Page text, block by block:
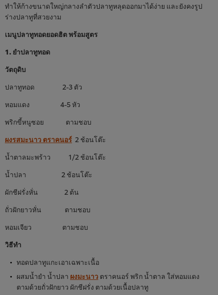
ทำให้ก้างขนาดใหญ่กลางลำตัวปลาทูหลุดออกมาได้ง่าย และยังคงรูป
ร่างปลาทูที่สวยงาม
เมนูปลาทูทอดยอดฮิต พร้อมสูตร
1. ยำปลาทูทอด
วัตถุดิบ
ปลาทูทอด 2-3 ตัว
หอมแดง 4-5 หัว
พริกขี้หนูซอย ตามชอบ
ผงรสมะนาว ตราคนอร์ 2 ช้อนโต๊ะ
น้ำตาลมะพร้าว 1/2 ช้อนโต๊ะ
น้ำปลา 2 ช้อนโต๊ะ
ผักชีฝรั่งหั่น 2 ต้น
ถั่วฝักยาวหั่น ตามชอบ
หอมเจียว ตามชอบ
วิธีทำ
ทอดปลาทูแกะเอาเฉพาะเนื้อ
ผสมน้ำยำ น้ำปลา ผงมะนาว ตราคนอร์ พริก น้ำตาล ใส่หอมแดง
ตามด้วยถั่วฝักยาว ผักชีฝรั่ง ตามด้วยเนื้อปลาทู